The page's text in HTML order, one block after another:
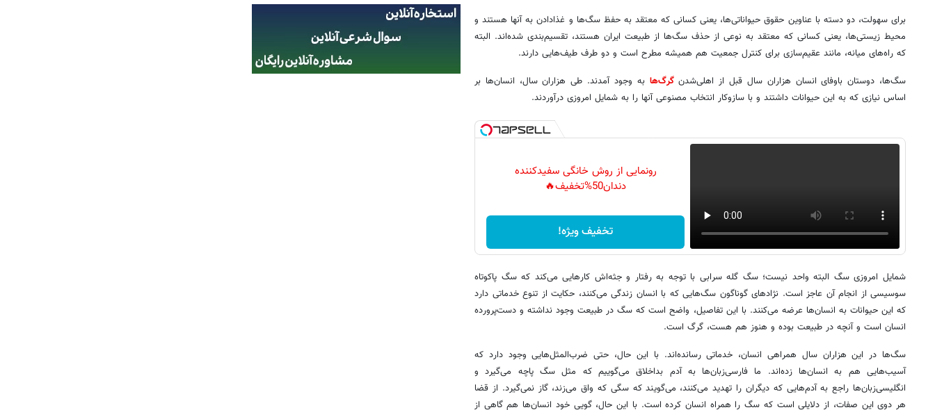
برای سهولت، دو دسته با عناوین حقوق حیواناتی‌ها، یعنی کسانی که معتقد به حفظ سگ‌ها و غذادادن به آنها هستند و
محیط زیستی‌ها، یعنی کسانی که معتقد به نوعی از حذف سگ‌ها از طبیعت ایران هستند، تقسیم‌بندی شده‌اند. البته
که راه‌های میانه، مانند عقیم‌سازی برای کنترل جمعیت هم همیشه مطرح است و دو طرف طیف‌هایی دارند.
سگ‌ها، دوستان باوفای انسان هزاران سال قبل از اهلی‌شدنگرگ‌ها به وجود آمدند. طی هزاران سال، انسان‌ها بر
اساس نیازی که به این حیوانات داشتند و با سازوکار انتخاب مصنوعی آنها را به شمایل امروزی درآوردند.
رونمایی از روش خانگی سفیدکننده
دندان50%تخفیف🔥
تخفیف ویژه!
شمایل امروزی سگ البته واحد نیست؛ سگ گله سرابی با توجه به رفتار و جثه‌اش کارهایی می‌کند که سگ پاکوتاه
سوسیسی از انجام آن عاجز است. نژادهای گوناگون سگ‌هایی که با انسان زندگی می‌کنند، حکایت از تنوع خدماتی دارد
که این حیوانات به انسان‌ها عرضه می‌کنند. با این تفاصیل، واضح است که سگ در طبیعت وجود نداشته و دست‌پرورده
انسان است و آنچه در طبیعت بوده و هنوز هم هست، گرگ است.
سگ‌ها در این هزاران سال همراهی انسان، خدماتی رسانده‌اند. با این حال، حتی ضرب‌المثل‌هایی وجود دارد که
آسیب‌هایی هم به انسان‌ها زده‌اند. ما فارسی‌زبان‌ها به آدم بداخلاق می‌گوییم که مثل سگ پاچه می‌گیرد و
انگلیسی‌زبان‌ها راجع به آدم‌هایی که دیگران را تهدید می‌کنند، می‌گویند که سگی که واق می‌زند، گاز نمی‌گیرد. از قضا
هر دوی این صفات، از دلایلی است که سگ را همراه انسان کرده است. با این حال، گویی خود انسان‌ها هم گاهی از